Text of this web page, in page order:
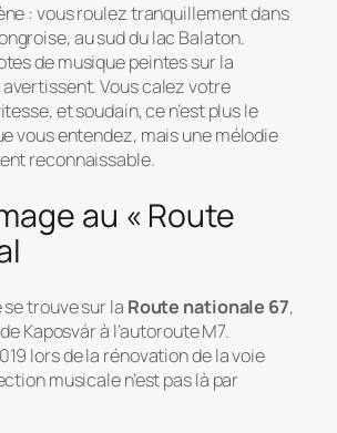
: vous roulez tranquillement dans
au sud du lac Balaton.
de musique peintes sur la
Vous calez votre
et soudain, ce n’est plus le
vous entendez, mais une mélodie
reconnaissable.
au « Route
trouve sur la Route nationale 67,
Kaposvár à l’autoroute M7.
lors de la rénovation de la voie
musicale n’est pas là par